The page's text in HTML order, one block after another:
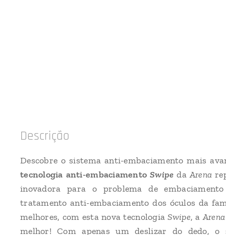
Descrição
Descobre o sistema anti-embaciamento mais
tecnologia anti-embaciamentoSwipe daArena
inovadora para o problema de
tratamento anti-embaciamento dos óculos da
melhores, com esta nova tecnologiaSwipe, aArena
melhor! Com apenas um deslizar do dedo,